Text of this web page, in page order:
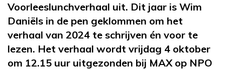
Voorleeslunchverhaal uit. Dit jaar is Wim
Daniëls in de pen geklommen om het
verhaal van 2024 te schrijven én voor te
lezen. Het verhaal wordt vrijdag 4 oktober
om 12.15 uur uitgezonden bij MAX op NPO